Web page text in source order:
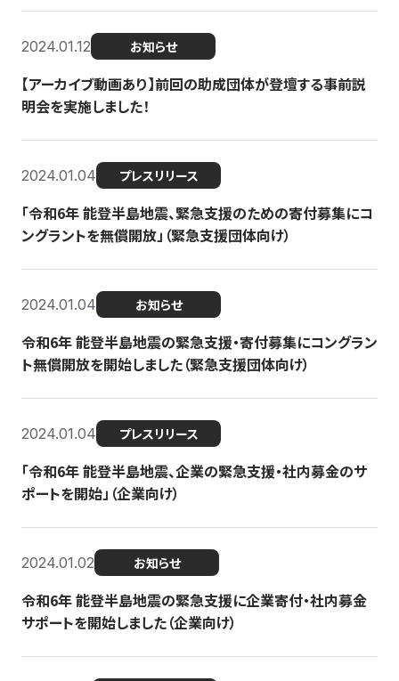
2024.01.12 お知らせ
【アーカイブ動画あり】前回の助成団体が登壇する事前説
明会を実施しました！
2024.01.04 プレスリリース
「令和6年 能登半島地震、緊急支援のための寄付募集にコ
ングラントを無償開放」（緊急支援団体向け）
2024.01.04 お知らせ
令和6年 能登半島地震の緊急支援・寄付募集にコングラン
ト無償開放を開始しました（緊急支援団体向け）
2024.01.04 プレスリリース
「令和6年 能登半島地震、企業の緊急支援・社内募金のサ
ポートを開始」（企業向け）
2024.01.02 お知らせ
令和6年 能登半島地震の緊急支援に企業寄付・社内募金
サポートを開始しました（企業向け）